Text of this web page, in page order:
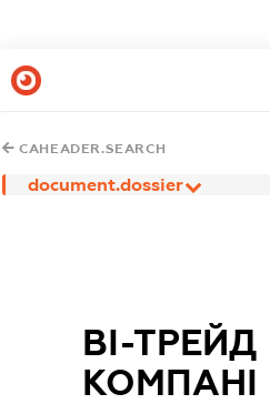
CAHEADER.SEARCH
document.dossier
ВІ-ТРЕЙД
КОМПАНІ